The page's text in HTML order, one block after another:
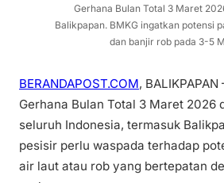
Gerhana Bulan Total 3 Maret
Balikpapan. BMKG ingatkan potensi
dan banjir rob pada 3-5
BERANDAPOST.COM,
Gerhana Bulan Total 3 Maret 2026
seluruh Indonesia, termasuk
pesisir perlu waspada terhadap
air laut atau rob yang bertepatan